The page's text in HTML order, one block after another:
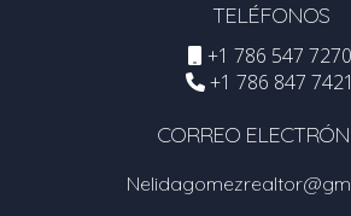
TELÉFONOS
+1 786 547 7270
+1 786 847 7421
CORREO